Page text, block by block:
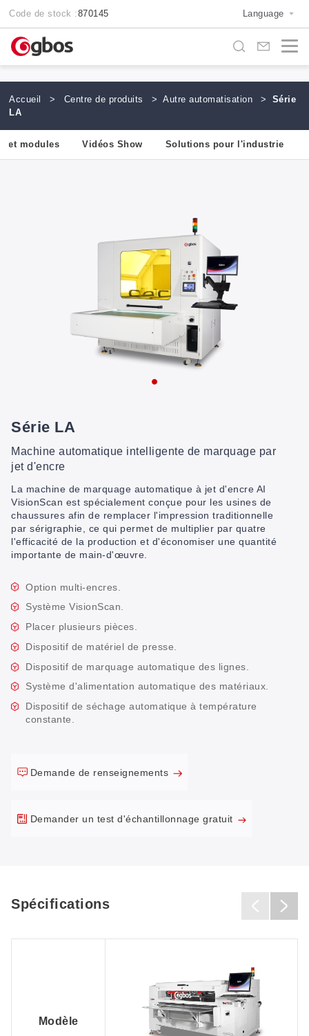
Code de stock :870145 Language
Accueil > Centre de produits > Autre automatisation >
Série
LA
et modules Vidéos Show Solutions pour l'industrie
Série LA
Machine automatique intelligente de marquage par
jet d'encre
La machine de marquage automatique à jet d'encre AI
VisionScan est spécialement conçue pour les usines de
chaussures afin de remplacer l'impression traditionnelle
par sérigraphie, ce qui permet de multiplier par quatre
l'efficacité de la production et d'économiser une quantité
importante de main-d'œuvre.
Option multi-encres.
Système VisionScan.
Placer plusieurs pièces.
Dispositif de matériel de presse.
Dispositif de marquage automatique des lignes.
Système d'alimentation automatique des matériaux.
Dispositif de séchage automatique à température
constante.
Demande de renseignements
Demander un test d'échantillonnage gratuit
Spécifications
Modèle